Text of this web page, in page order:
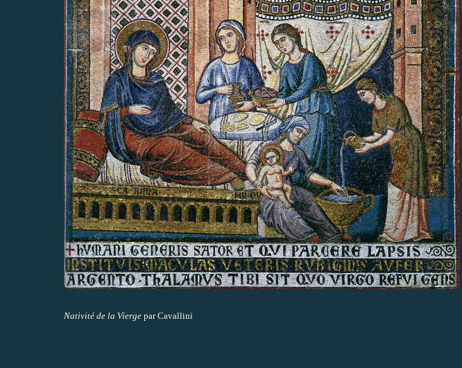
Nativité de la Vierge par Cavallini